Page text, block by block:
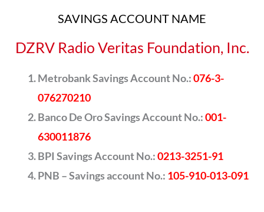
SAVINGS ACCOUNT NAME
DZRV Radio Veritas Foundation, Inc.
Metrobank Savings Account No.:076-3-
076270210
Banco De Oro Savings Account No.:001-
630011876
BPI Savings Account No.:0213-3251-91
PNB – Savings account No.: 105-910-013-091